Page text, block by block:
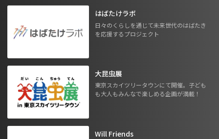
はばたけラボ
日々のくらしを通じて未来世代のはばたき
を応援するプロジェクト
大昆虫展
東京スカイツリータウンにて開催。子ども
も大人もみんなで楽しめる企画が満載！
Will Friends